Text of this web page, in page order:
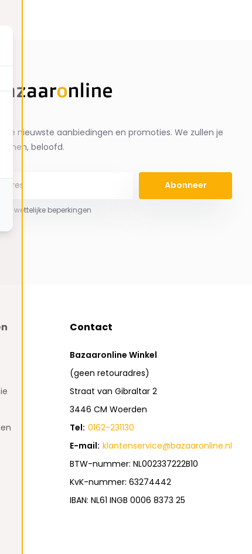
de nieuwste aanbiedingen en promoties. We zullen je
beloofd.
Abonneer
de wettelijke beperkingen
Contact
Bazaaronline Winkel
(geen retouradres)
Straat van Gibraltar 2
3446 CM Woerden
Tel: 0162-231130
E-mail: klantenservice@bazaaronline.nl
BTW-nummer: NL002337222B10
KvK-nummer: 63274442
IBAN: NL61 INGB 0006 8373 25